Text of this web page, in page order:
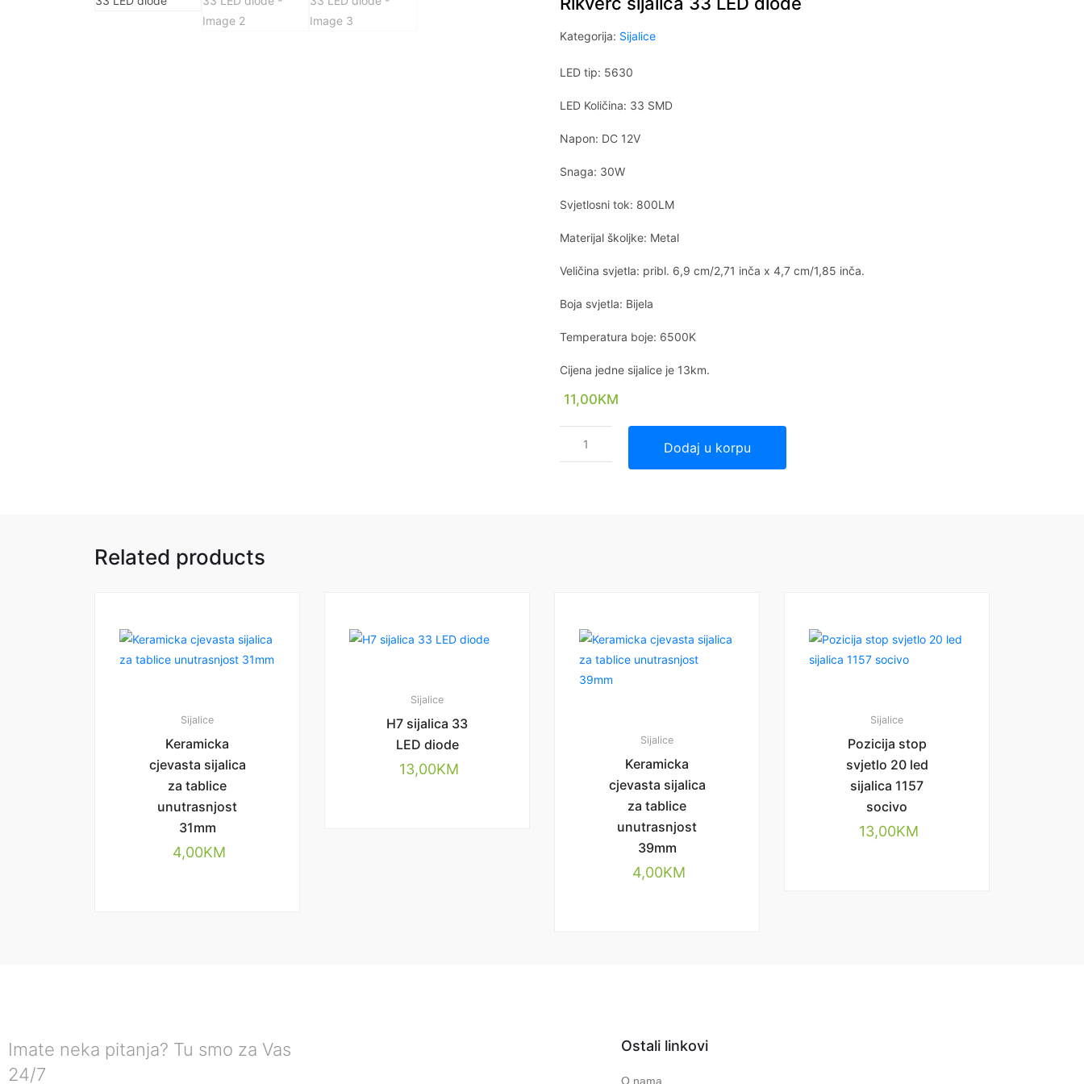
Kategorija: Sijalice
LED tip: 5630
LED Količina: 33 SMD
Napon: DC 12V
Snaga: 30W
Svjetlosni tok: 800LM
Materijal školjke: Metal
Veličina svjetla: pribl. 6,9 cm/2,71 inča x 4,7 cm/1,85 inča.
Boja svjetla: Bijela
Temperatura boje: 6500K
Cijena jedne sijalice je 13km.
11,00KM
Dodaj u korpu
Related products
Sijalice
Keramicka
cjevasta sijalica
za tablice
unutrasnjost
31mm
4,00KM
Sijalice
H7 sijalica 33
LED diode
13,00KM
Sijalice
Keramicka
cjevasta sijalica
za tablice
unutrasnjost
39mm
4,00KM
Sijalice
Pozicija stop
svjetlo 20 led
sijalica 1157
socivo
13,00KM
Imate neka pitanja? Tu smo za Vas
24/7
Ostali linkovi
O nama